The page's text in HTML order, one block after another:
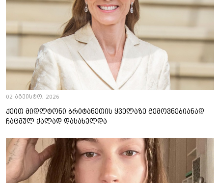
02 აგვისტო, 2026
ქეით მიდლტონი ბრიტანეთის ყველაზე გემოვნებიანად
ჩაცმულ ქალად დასახელდა